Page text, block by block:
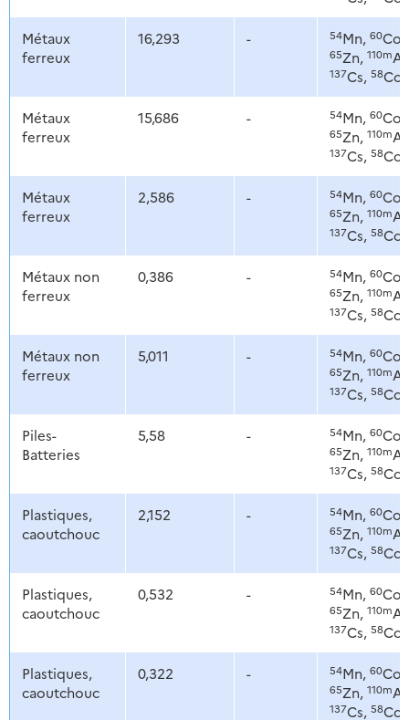
Métaux
ferreux
16,293 - 54Mn, 60Co,
65Zn, 110m
137Cs, 58Co
Métaux
ferreux
15,686 - 54Mn, 60Co,
65Zn, 110m
137Cs, 58Co
Métaux
ferreux
2,586 - 54Mn, 60Co,
65Zn, 110m
137Cs, 58Co
Métaux non
ferreux
0,386 - 54Mn, 60Co,
65Zn, 110m
137Cs, 58Co
Métaux non
ferreux
5,011 - 54Mn, 60Co,
65Zn, 110m
137Cs, 58Co
Piles-
Batteries
5,58 - 54Mn, 60Co,
65Zn, 110m
137Cs, 58Co
Plastiques,
caoutchouc
2,152 - 54Mn, 60Co,
65Zn, 110m
137Cs, 58Co
Plastiques,
caoutchouc
0,532 - 54Mn, 60Co,
65Zn, 110m
137Cs, 58Co
Plastiques,
caoutchouc
0,322 - 54Mn, 60Co,
65Zn, 110m
137Cs, 58Co